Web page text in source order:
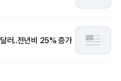
러..전년비 25% 증가